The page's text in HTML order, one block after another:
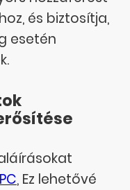
és biztosítja,
esetén
, Ez lehetővé